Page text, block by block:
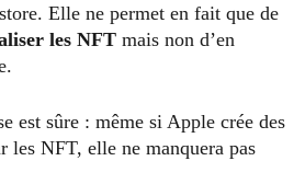
Elle ne permet en fait que de
les NFT mais non d’en
est sûre : même si Apple crée des
les NFT, elle ne manquera pas